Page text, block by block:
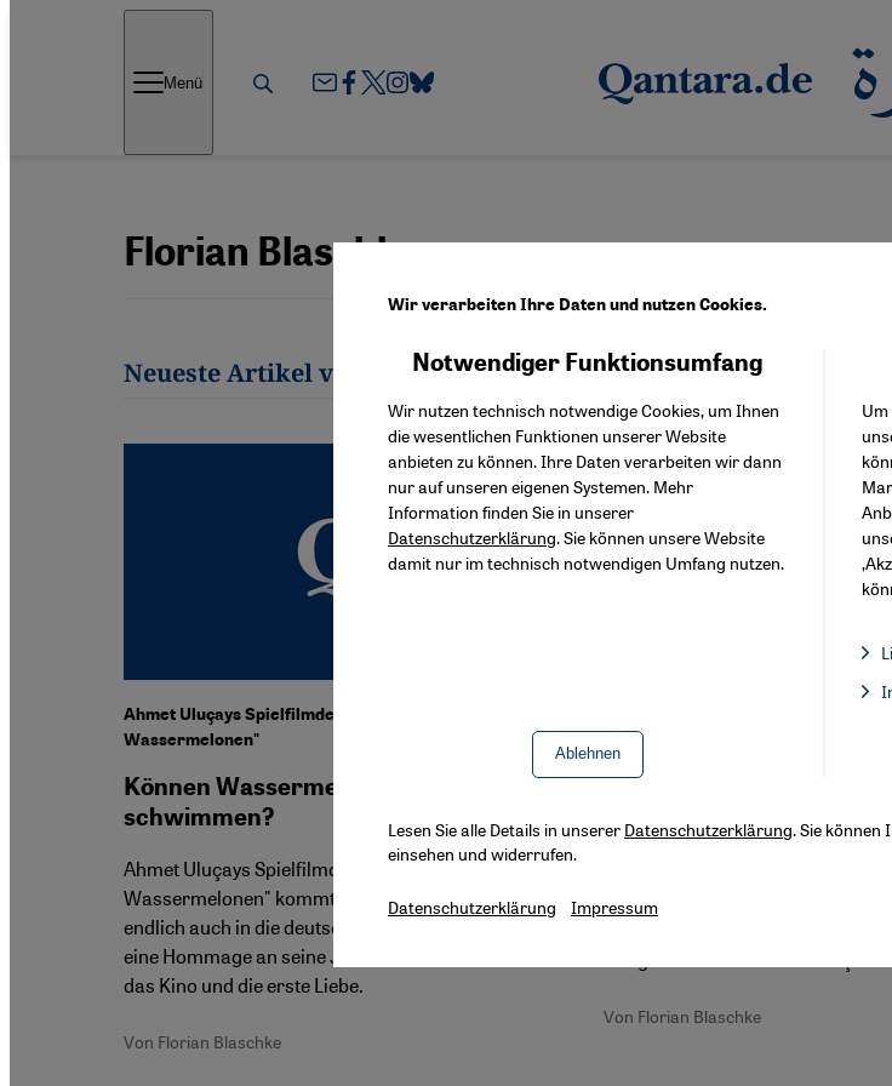
Menü
Florian Blaschke
Neueste Artikel von Florian Blaschke
Ahmet Uluçays Spielfilmdebüt "Schiffe aus
Wassermelonen"
Können Wassermelonen
schwimmen?
Ahmet Uluçays Spielfilmdebüt "Schiffe aus
Wassermelonen" kommt nach zwei Jahren
endlich auch in die deutschen Kinos. Der Film ist
eine Hommage an seine Jugend in Anatolien, an
das Kino und die erste Liebe.
Von Florian Blaschke
Fußball-Leidenschaft
Nach den bisherigen WM-Siegen
Erfolg der Deutschen. Ist die
Von Florian Blaschke
Wir verarbeiten Ihre Daten und nutzen Cookies.
Notwendiger Funktionsumfang
Wir nutzen technisch notwendige Cookies, um Ihnen
die wesentlichen Funktionen unserer Website
anbieten zu können. Ihre Daten verarbeiten wir dann
nur auf unseren eigenen Systemen. Mehr
Information finden Sie in unserer
Datenschutzerklärung. Sie können unsere Website
damit nur im technisch notwendigen Umfang nutzen.
Ablehnen
Lesen Sie alle Details in unserer Datenschutzerklärung. Sie können
einsehen und widerrufen.
Datenschutzerklärung Impressum